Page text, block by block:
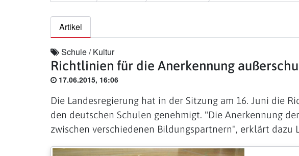
Artikel
Schule / Kultur
Richtlinien für die Anerkennung
17.06.2015, 16:06
Die Landesregierung hat in der Sitzung am 16. Juni die
den deutschen Schulen genehmigt. "Die Anerkennung
zwischen verschiedenen Bildungspartnern", erklärt dazu